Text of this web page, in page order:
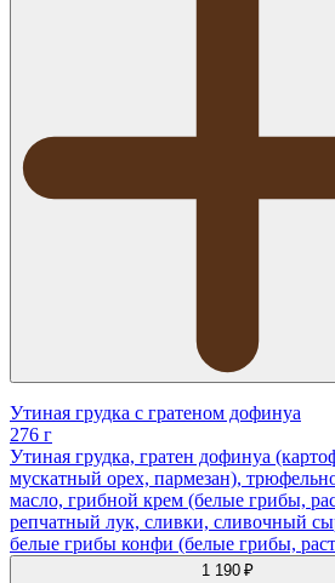
Утиная грудка с гратеном дофинуа
276 г
Утиная грудка, гратен дофинуа
мускатный орех, пармезан),
масло, грибной крем (белые грибы,
репчатный лук, сливки, сливочный
белые грибы конфи (белые грибы,
1 190 ₽